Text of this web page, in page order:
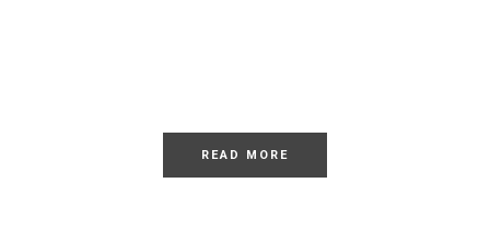
READ MORE